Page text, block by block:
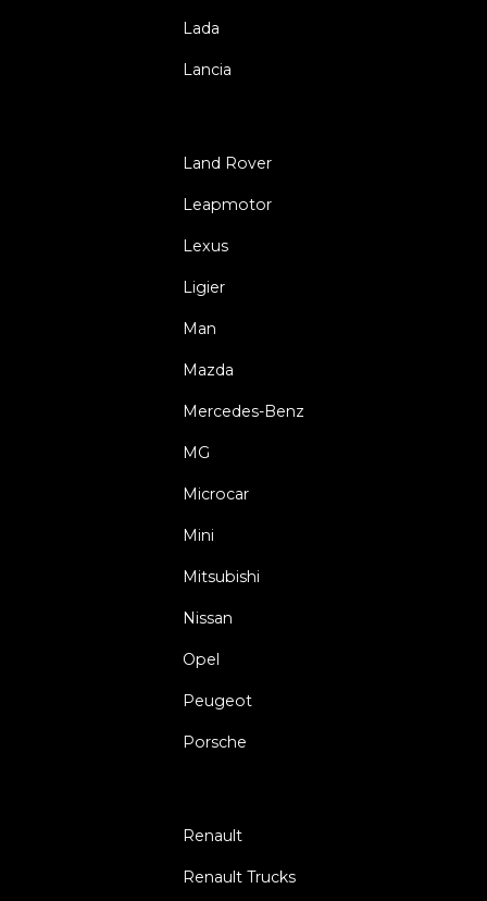
Lada
Lancia
Land Rover
Leapmotor
Lexus
Ligier
Man
Mazda
Mercedes-Benz
MG
Microcar
Mini
Mitsubishi
Nissan
Opel
Peugeot
Porsche
Renault
Renault Trucks